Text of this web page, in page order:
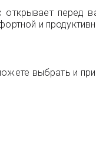
перед
и
выбрать и